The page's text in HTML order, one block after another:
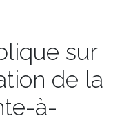
sur
de la
à-